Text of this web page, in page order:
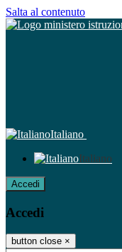
Salta al contenuto
Italiano
Italiano
Accedi
Accedi
button close ×